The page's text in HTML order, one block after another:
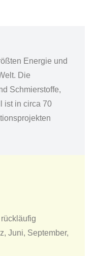
Energie und
Die
Schmierstoffe,
ist in circa 70
Juni, September,